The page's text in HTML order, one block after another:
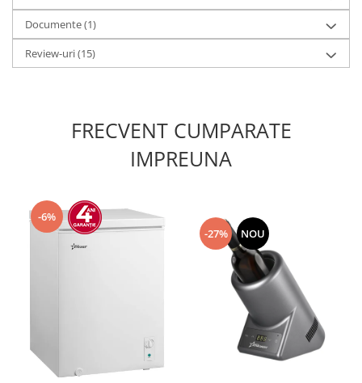
Documente (1)
Review-uri(15)
FRECVENT CUMPARATE
IMPREUNA
-6%
-27% NOU